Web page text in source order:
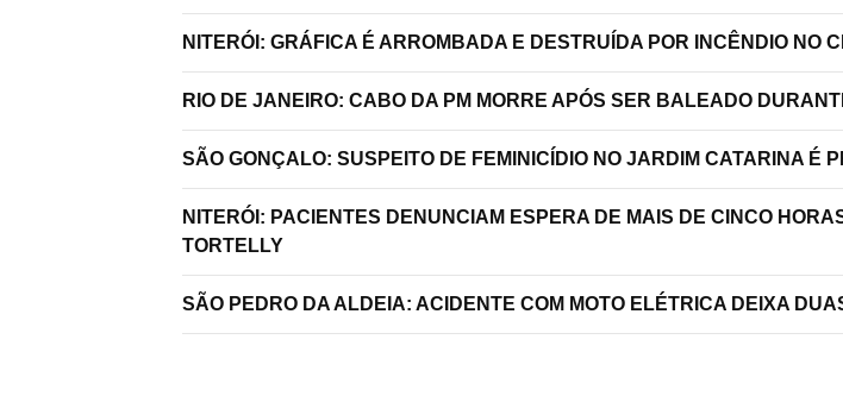
NITERÓI: GRÁFICA É ARROMBADA E DESTRUÍDA POR INCÊNDIO NO
RIO DE JANEIRO: CABO DA PM MORRE APÓS SER BALEADO
SÃO GONÇALO: SUSPEITO DE FEMINICÍDIO NO JARDIM CATARINA É
NITERÓI: PACIENTES DENUNCIAM ESPERA DE MAIS DE CINCO
TORTELLY
SÃO PEDRO DA ALDEIA: ACIDENTE COM MOTO ELÉTRICA DEIXA